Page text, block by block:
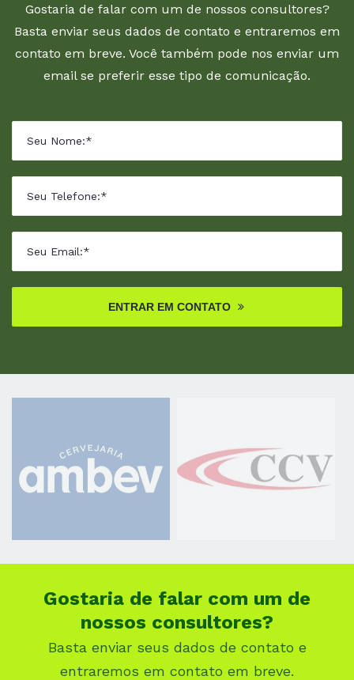
Gostaria de falar com um de nossos consultores?
Basta enviar seus dados de contato e entraremos em
contato em breve. Você também pode nos enviar um
email se preferir esse tipo de comunicação.
ENTRAR EM CONTATO
Gostaria de falar com um de
nossos consultores?
Basta enviar seus dados de contato e
entraremos em contato em breve.